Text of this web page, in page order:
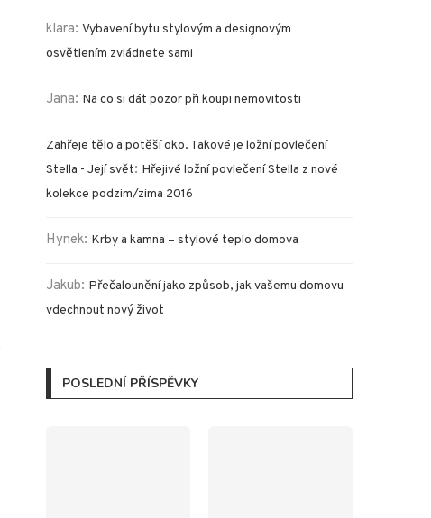
klara: Vybavení bytu stylovým a designovým
osvětlením zvládnete sami
Jana: Na co si dát pozor při koupi nemovitosti
Zahřeje tělo a potěší oko. Takové je ložní povlečení
Stella - Její svět: Hřejivé ložní povlečení Stella z nové
kolekce podzim/zima 2016
Hynek: Krby a kamna – stylové teplo domova
Jakub: Přečalounění jako způsob, jak vašemu domovu
vdechnout nový život
POSLEDNÍ PŘÍSPĚVKY